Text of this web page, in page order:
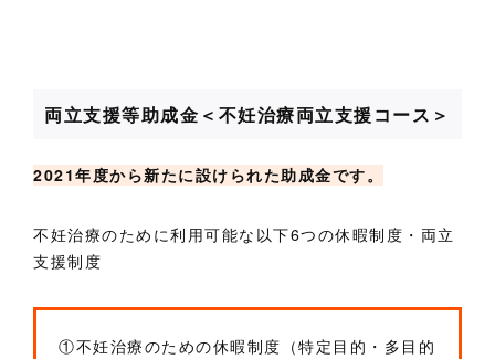
両立支援等助成金＜不妊治療両立支援コース＞
2021年度から新たに設けられた助成金です。
不妊治療のために利用可能な以下6つの休暇制度・両立
支援制度
①不妊治療のための休暇制度（特定目的・多目的